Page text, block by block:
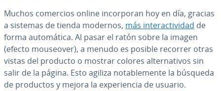
Muchos comercios online in­co­r­po­ran hoy en día, gracias
a sistemas de tienda modernos, más in­ter­ac­ti­vi­dad de
forma au­to­má­ti­ca. Al pasar el ratón sobre la imagen
(efecto mouseover), a menudo es posible recorrer otras
vistas del producto o mostrar colores al­te­r­na­ti­vos sin
salir de la página. Esto agiliza no­ta­ble­me­n­te la búsqueda
de productos y mejora la ex­pe­rie­n­cia de usuario.